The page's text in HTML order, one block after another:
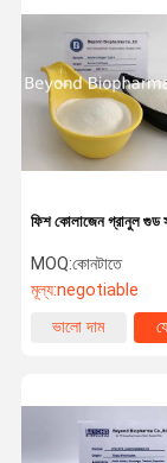
ফিশ কোলাজেন গ্রানুল গুড
MOQ:কোনটাতে
মূল্য:negotiable
ভালো দাম